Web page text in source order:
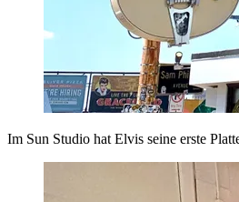
Im Sun Studio hat Elvis seine erste